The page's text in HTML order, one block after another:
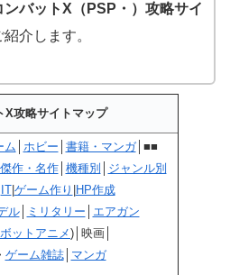
バットX（PSP・）攻略サイ
紹介します。
X攻略サイトマップ
ム ホビー 書籍・マンガ│■■
傑作・名作│ 機種別
ジャンル別
IT| ゲーム作り HP作成
ル│ ミリタリー
エアガン
ットアニメ)│映画│
ゲーム雑誌│ マンガ